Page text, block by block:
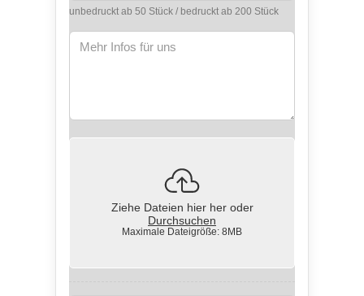
unbedruckt ab 50 Stück / bedruckt ab 200 Stück
Ziehe Dateien hier her oder
Durchsuchen
Maximale Dateigröße: 8MB